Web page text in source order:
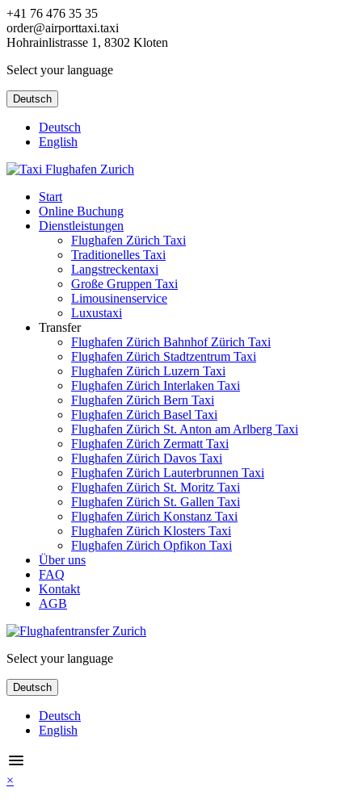
+41 76 476 35 35
order@airporttaxi.taxi
Hohrainlistrasse 1, 8302 Kloten
Select your language
Deutsch
Deutsch
English
Start
Online Buchung
Dienstleistungen
Flughafen Zürich Taxi
Traditionelles Taxi
Langstreckentaxi
Große Gruppen Taxi
Limousinenservice
Luxustaxi
Transfer
Flughafen Zürich Bahnhof Zürich Taxi
Flughafen Zürich Stadtzentrum Taxi
Flughafen Zürich Luzern Taxi
Flughafen Zürich Interlaken Taxi
Flughafen Zürich Bern Taxi
Flughafen Zürich Basel Taxi
Flughafen Zürich St. Anton am Arlberg Taxi
Flughafen Zürich Zermatt Taxi
Flughafen Zürich Davos Taxi
Flughafen Zürich Lauterbrunnen Taxi
Flughafen Zürich St. Moritz Taxi
Flughafen Zürich St. Gallen Taxi
Flughafen Zürich Konstanz Taxi
Flughafen Zürich Klosters Taxi
Flughafen Zürich Opfikon Taxi
Über uns
FAQ
Kontakt
AGB
Select your language
Deutsch
Deutsch
English
menu
×